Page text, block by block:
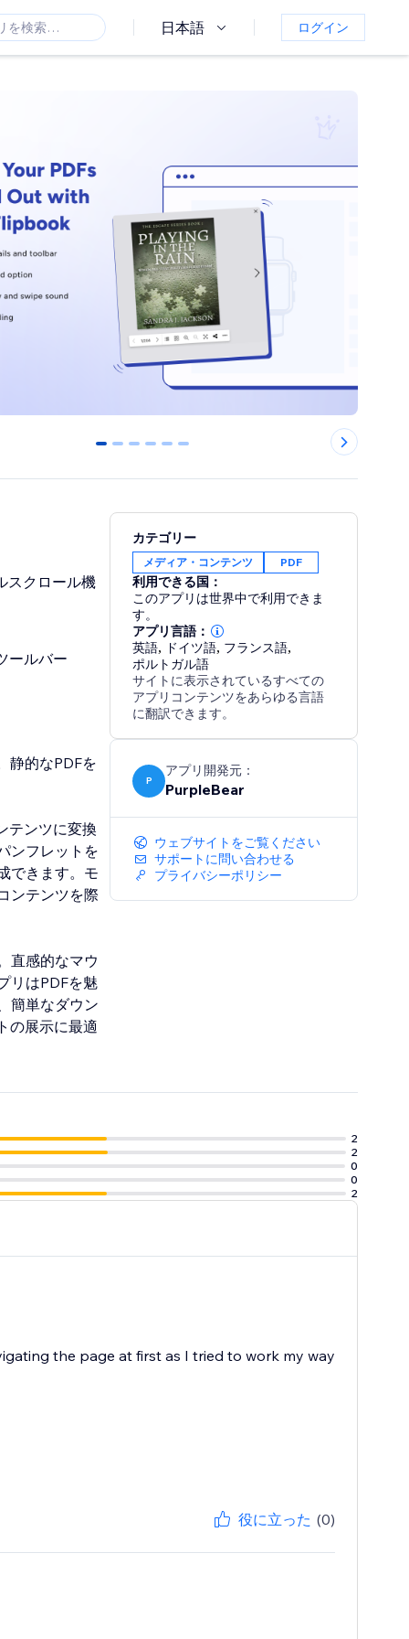
日本語 ログイン
0 1 2 3 4 5
スクロール機
ールバー
静的なPDFを
テンツに変換
ンフレットを
できます。モ
ンテンツを際
直感的なマウ
リはPDFを魅
簡単なダウン
の展示に最適
カテゴリー
メディア・コンテンツ PDF
利用できる国：
このアプリは世界中で利用できま
す。
アプリ言語：
英語, ドイツ語, フランス語,
ポルトガル語
サイトに表示されているすべての
アプリコンテンツをあらゆる言語
に翻訳できます。
P
アプリ開発元：
PurpleBear
ウェブサイトをご覧ください
サポートに問い合わせる
プライバシーポリシー
2
2
0
0
2
the page at first as I tried to work my way
役に立った (0)